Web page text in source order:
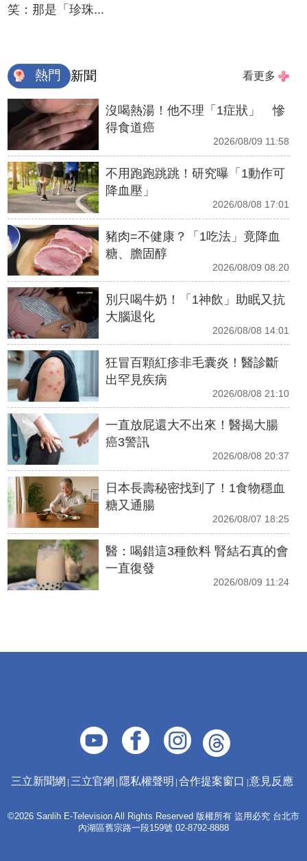
笑：那是「珍珠...
熱門 新聞 看更多
沒喝熱湯！他不理「1症狀」 慘
得食道癌
2026/08/09 11:58
不用跑跑跳跳！研究曝「1動作可
降血壓」
2026/08/08 17:01
豬肉=不健康？「1吃法」竟降血
糖、膽固醇
2026/08/09 08:20
別只喝牛奶！「1神飲」助眠又抗
大腦退化
2026/08/08 14:01
狂冒百顆紅疹非毛囊炎！醫診斷
出罕見疾病
2026/08/08 21:10
一直放屁還大不出來！醫揭大腸
癌3警訊
2026/08/08 20:37
日本長壽秘密找到了！1食物穩血
糖又通腸
2026/08/07 18:25
醫：喝錯這3種飲料 腎結石真的會
一直復發
2026/08/09 11:24
三立新聞網 三立官網 隱私權聲明 合作提案窗口 意見反應
©2026 Sanlih E-Television All Rights Reserved 版權所有 盜用必究 台北市
內湖區舊宗路一段159號 02-8792-8888